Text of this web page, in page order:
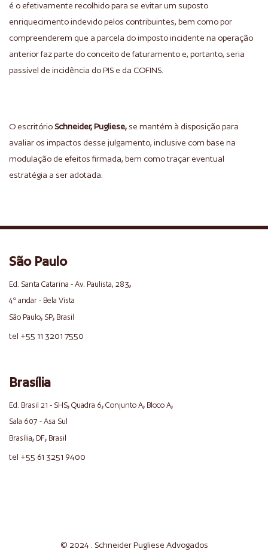
é o efetivamente recolhido para se evitar um suposto
enriquecimento indevido pelos contribuintes, bem como por
compreenderem que a parcela do imposto incidente na operação
anterior faz parte do conceito de faturamento e, portanto, seria
passível de incidência do PIS e da COFINS.
O escritórioSchneider, Pugliese, se mantém à disposição para
avaliar os impactos desse julgamento, inclusive com base na
modulação de efeitos firmada, bem como traçar eventual
estratégia a ser adotada.
São Paulo
Ed. Santa Catarina - Av. Paulista, 283,
4º andar - Bela Vista
São Paulo, SP, Brasil
tel +55 11 3201 7550
Brasília
Ed. Brasil 21 - SHS, Quadra 6, Conjunto A, Bloco A,
Sala 607 - Asa Sul
Brasília, DF, Brasil
tel +55 61 3251 9400
© 2024 . SchneiderPugliese Advogados